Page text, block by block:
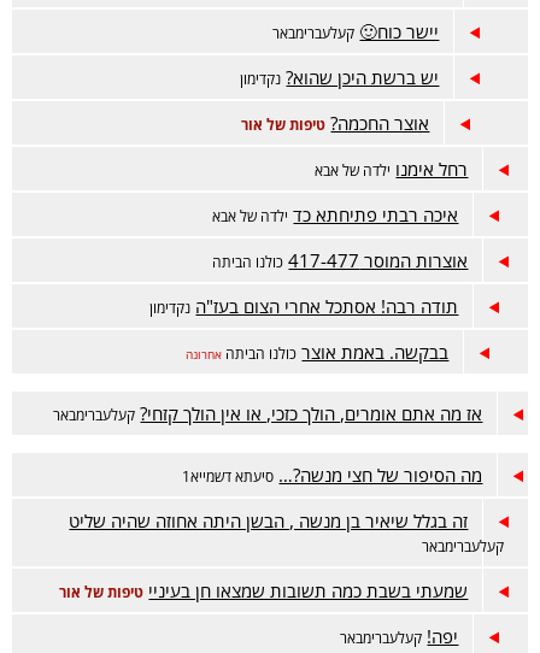
יישר כוח🙂 קעלעברימבאר
יש ברשת היכן שהוא? נקדימון
אוצר החכמה? טיפות של אור
רחל אימנו ילדה של אבא
איכה רבתי פתיחתא כד ילדה של אבא
אוצרות המוסר 417-477 כולנו הביתה
תודה רבה! אסתכל אחרי הצום בעז"ה נקדימון
בבקשה. באמת אוצר כולנו הביתה אחרונה
אז מה אתם אומרים, הולך כזכי, או אין הולך קזחי? קעלעברימבאר
מה הסיפור של חצי מנשה?… סיעתא דשמייא1
זה בגלל שיאיר בן מנשה , הבשן היתה אחוזה שהיה שליט
קעלעברימבאר
שמעתי בשבת כמה תשובות שמצאו חן בעיניי טיפות של אור
יפה! קעלעברימבאר